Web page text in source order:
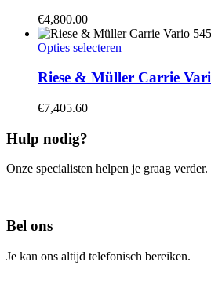
€4,800.00
Opties selecteren
heeft
worden
Riese & Müller Carrie
€7,405.60
Hulp nodig?
Onze specialisten helpen je graag verder.
Bel ons
Je kan ons altijd telefonisch bereiken.